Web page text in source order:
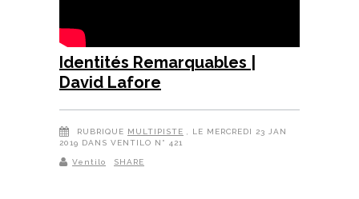
Identités Remarquables |
David Lafore
RUBRIQUE MULTIPISTE
, LE MERCREDI 23 JAN
2019 DANS VENTILO N° 421
Ventilo SHARE